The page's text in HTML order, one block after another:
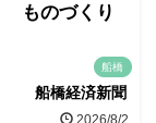
ものづくり
船橋
船橋経済新聞
2026/8/2